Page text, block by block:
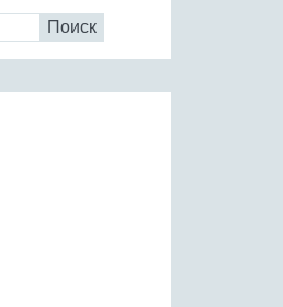
Поиск